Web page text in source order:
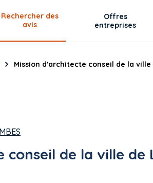
Rechercher des
avis
Offres
entreprises
Mission d'architecte conseil de la ville
conseil de la ville de